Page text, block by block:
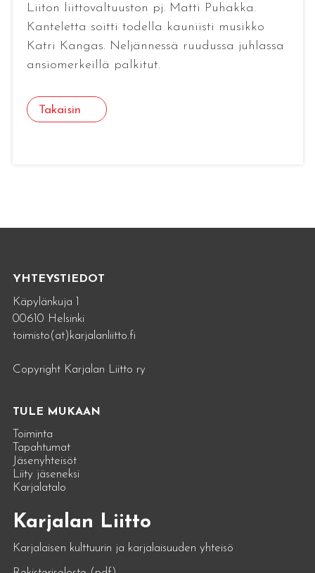
Liiton liittovaltuuston pj. Matti Puhakka.
Kanteletta soitti todella kauniisti musikko
Katri Kangas. Neljännessä ruudussa juhlassa
ansiomerkeillä palkitut.
Takaisin
YHTEYSTIEDOT
Käpylänkuja 1
00610 Helsinki
toimisto(at)karjalanliitto.fi
Copyright Karjalan Liitto ry
TULE MUKAAN
Toiminta
Tapahtumat
Jäsenyhteisöt
Liity jäseneksi
Karjalatalo
Karjalan Liitto
Karjalaisen kulttuurin ja karjalaisuuden yhteisö